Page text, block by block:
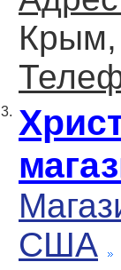
Крым,
3.
США